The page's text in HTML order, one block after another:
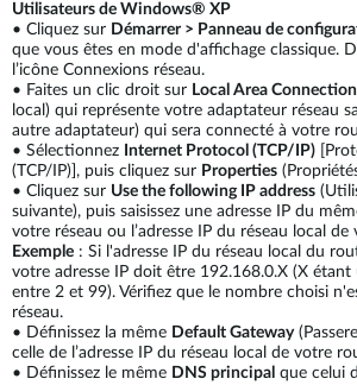
Utilisateurs de Windows® XP
• Cliquez sur Démarrer > Panneau de
que vous êtes en mode d'affichage classique.
l’icône Connexions réseau.
• Faites un clic droit sur Local Area Connection
local) qui représente votre adaptateur réseau
autre adaptateur) qui sera connecté à votre
• Sélectionnez Internet Protocol (TCP/IP)
(TCP/IP)], puis cliquez sur Properties
• Cliquez sur Use the following IP address
suivante), puis saisissez une adresse IP du
votre réseau ou l’adresse IP du réseau local
Exemple : Si l'adresse IP du réseau local du
votre adresse IP doit être 192.168.0.X (X
entre 2 et 99). Vérifiez que le nombre choisi
réseau.
• Définissez la même Default Gateway
celle de l’adresse IP du réseau local de votre
• Définissez le même DNS principal que celui